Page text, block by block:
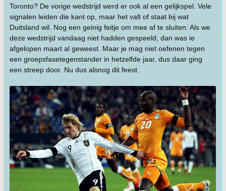
Toronto? De vorige wedstrijd werd er ook al een gelijkspel. Vele
signalen leiden die kant op, maar het valt of staat bij wat
Duitsland wil. Nog een geinig feitje om mee af te sluiten: Als we
deze wedstrijd vandaag niet hadden gespeeld, dan was ie
afgelopen maart al geweest. Maar je mag niet oefenen tegen
een groepsfasetegenstander in hetzelfde jaar, dus daar ging
een streep door. Nu dus alsnog dit feest.